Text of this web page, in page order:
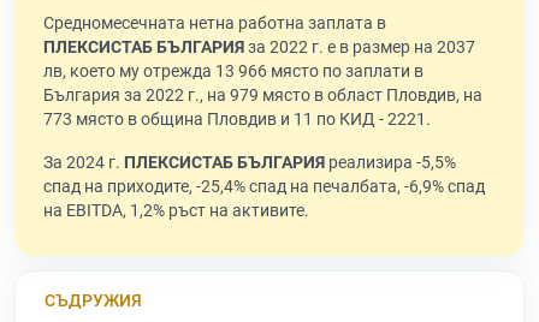
Средномесечната нетна работна заплата в
ПЛЕКСИСТАБ БЪЛГАРИЯза 2022 г. е в размер на 2037
лв, което му отрежда 13 966 място по заплати в
България за 2022 г., на 979 място в област Пловдив, на
773 място в община Пловдив и 11 по КИД - 2221.
За 2024 г. ПЛЕКСИСТАБ БЪЛГАРИЯ реализира -5,5%
спад на приходите, -25,4% спад на печалбата, -6,9% спад
на EBITDA, 1,2% ръст на активите.
СЪДРУЖИЯ